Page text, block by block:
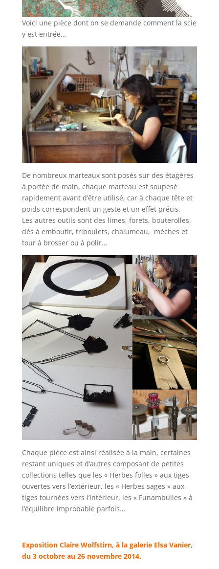
Voici une pièce dont on se demande comment la scie
y est entrée…
De nombreux marteaux sont posés sur des étagères
à portée de main, chaque marteau est soupesé
rapidement avant d’être utilisé, car à chaque tête et
poids correspondent un geste et un effet précis.
Les autres outils sont des limes, forets, bouterolles,
dés à emboutir, triboulets, chalumeau, mèches et
tour à brosser ou à polir…
Chaque pièce est ainsi réalisée à la main, certaines
restant uniques et d’autres composant de petites
collections telles que les « Herbes folles » aux tiges
ouvertes vers l’extérieur, les « Herbes sages » aux
tiges tournées vers l’intérieur, les « Funambulles » à
l’équilibre improbable parfois…
Exposition Claire Wolfstirn, à la galerie Elsa Vanier,
du 3 octobre au 26 novembre 2014.